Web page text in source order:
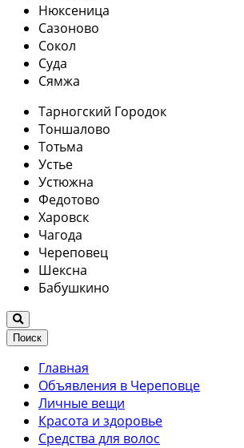
Нюксеница
Сазоново
Сокол
Суда
Сямжа
Тарногский Городок
Тоншалово
Тотьма
Устье
Устюжна
Федотово
Харовск
Чагода
Череповец
Шексна
Бабушкино
Поиск
Главная
Объявления в Череповце
Личные вещи
Красота и здоровье
Средства для волос